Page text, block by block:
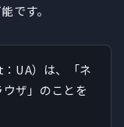
です。
UA）は、「ネ
ザ」のことを